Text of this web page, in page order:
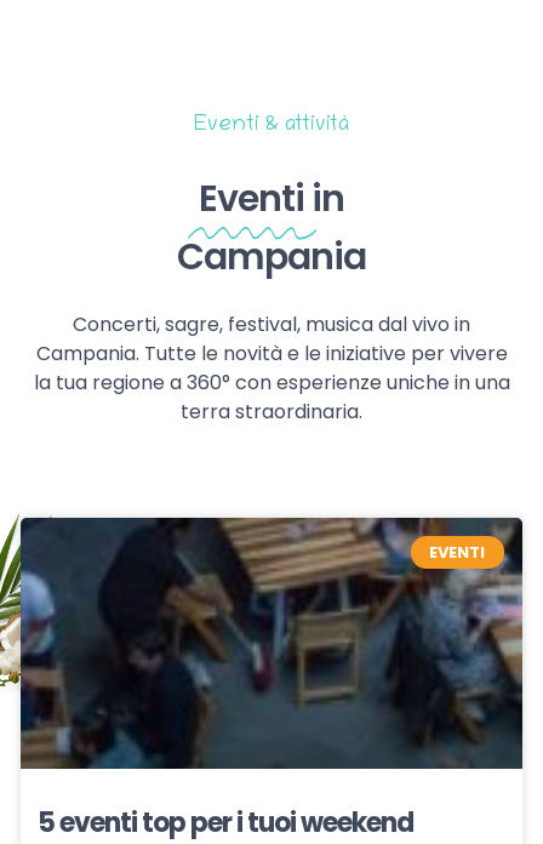
Eventi & attività
Eventi in
Campania
Concerti, sagre, festival, musica dal vivo in
Campania. Tutte le novità e le iniziative per vivere
la tua regione a 360° con esperienze uniche in una
terra straordinaria.
EVENTI
5 eventi top per i tuoi weekend